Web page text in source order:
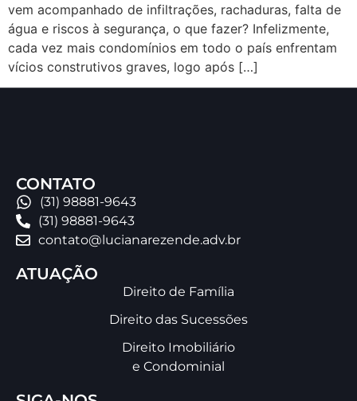
vem acompanhado de infiltrações, rachaduras, falta de
água e riscos à segurança, o que fazer? Infelizmente,
cada vez mais condomínios em todo o país enfrentam
vícios construtivos graves, logo após […]
CONTATO
(31) 98881-9643
(31) 98881-9643
contato@lucianarezende.adv.br
ATUAÇÃO
Direito de Família
Direito das Sucessões
Direito Imobiliário
e Condominial